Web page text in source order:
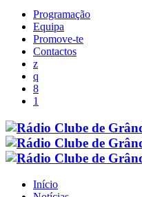
Programação
Equipa
Promove-te
Contactos
Início